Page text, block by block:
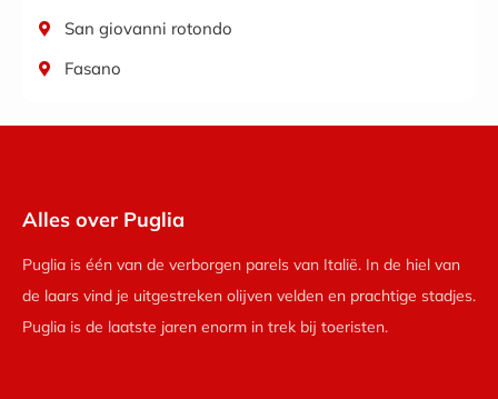
San giovanni rotondo
Fasano
Alles over Puglia
Puglia is één van de verborgen parels van Italië. In de hiel van
de laars vind je uitgestreken olijven velden en prachtige stadjes.
Puglia is de laatste jaren enorm in trek bij toeristen.